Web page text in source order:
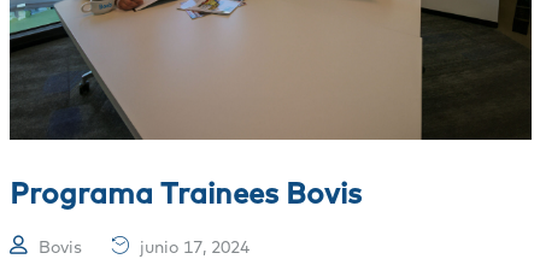
Programa Trainees Bovis
Bovis junio 17, 2024